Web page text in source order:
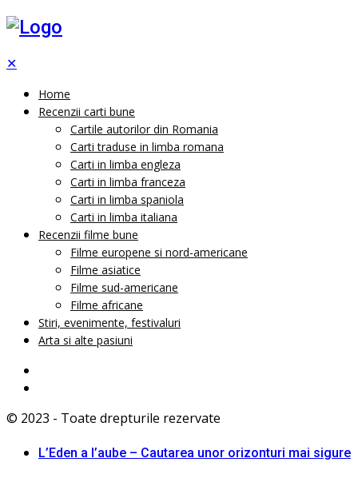
✕
Home
Recenzii carti bune
Cartile autorilor din Romania
Carti traduse in limba romana
Carti in limba engleza
Carti in limba franceza
Carti in limba spaniola
Carti in limba italiana
Recenzii filme bune
Filme europene si nord-americane
Filme asiatice
Filme sud-americane
Filme africane
Stiri, evenimente, festivaluri
Arta si alte pasiuni
© 2023 - Toate drepturile rezervate
L’Eden a I’aube – Cautarea unor orizonturi mai sigure